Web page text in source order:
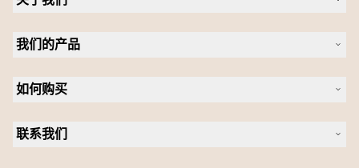
人才招聘
新闻稿
案例研究
我们的产品
全向麦
个人摄像头
软件
如何购买
联系我们